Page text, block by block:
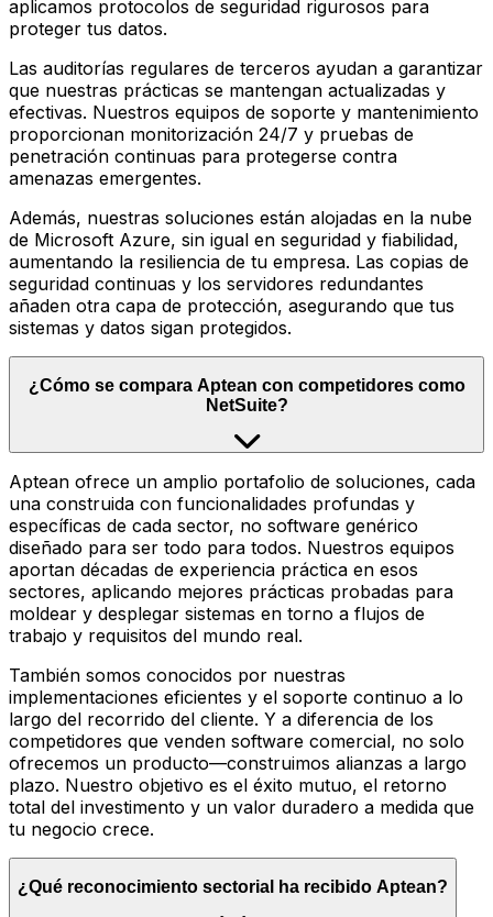
aplicamos protocolos de seguridad rigurosos para
proteger tus datos.
Las auditorías regulares de terceros ayudan a garantizar
que nuestras prácticas se mantengan actualizadas y
efectivas. Nuestros equipos de soporte y mantenimiento
proporcionan monitorización 24/7 y pruebas de
penetración continuas para protegerse contra
amenazas emergentes.
Además, nuestras soluciones están alojadas en la nube
de Microsoft Azure, sin igual en seguridad y fiabilidad,
aumentando la resiliencia de tu empresa. Las copias de
seguridad continuas y los servidores redundantes
añaden otra capa de protección, asegurando que tus
sistemas y datos sigan protegidos.
¿Cómo se compara Aptean con competidores como
NetSuite?
Aptean ofrece un amplio portafolio de soluciones, cada
una construida con funcionalidades profundas y
específicas de cada sector, no software genérico
diseñado para ser todo para todos. Nuestros equipos
aportan décadas de experiencia práctica en esos
sectores, aplicando mejores prácticas probadas para
moldear y desplegar sistemas en torno a flujos de
trabajo y requisitos del mundo real.
También somos conocidos por nuestras
implementaciones eficientes y el soporte continuo a lo
largo del recorrido del cliente. Y a diferencia de los
competidores que venden software comercial, no solo
ofrecemos un producto—construimos alianzas a largo
plazo. Nuestro objetivo es el éxito mutuo, el retorno
total del investimento y un valor duradero a medida que
tu negocio crece.
¿Qué reconocimiento sectorial ha recibido Aptean?